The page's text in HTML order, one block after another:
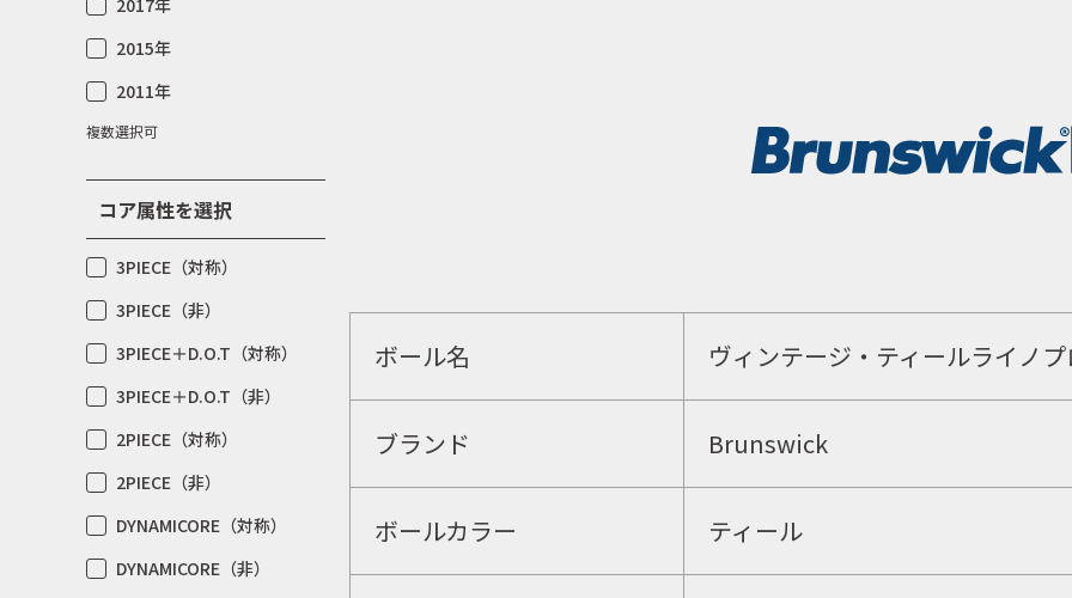
イベント
2017年
2015年
2011年
複数選択可
コア属性を選択
3PIECE（対称）
3PIECE（非）
3PIECE＋D.O.T（対称）
3PIECE＋D.O.T（非）
2PIECE（対称）
2PIECE（非）
DYNAMICORE（対称）
DYNAMICORE（非）
ボール名 ヴィンテージ・ティールライノ
ブランド Brunswick
ボールカラー ティール